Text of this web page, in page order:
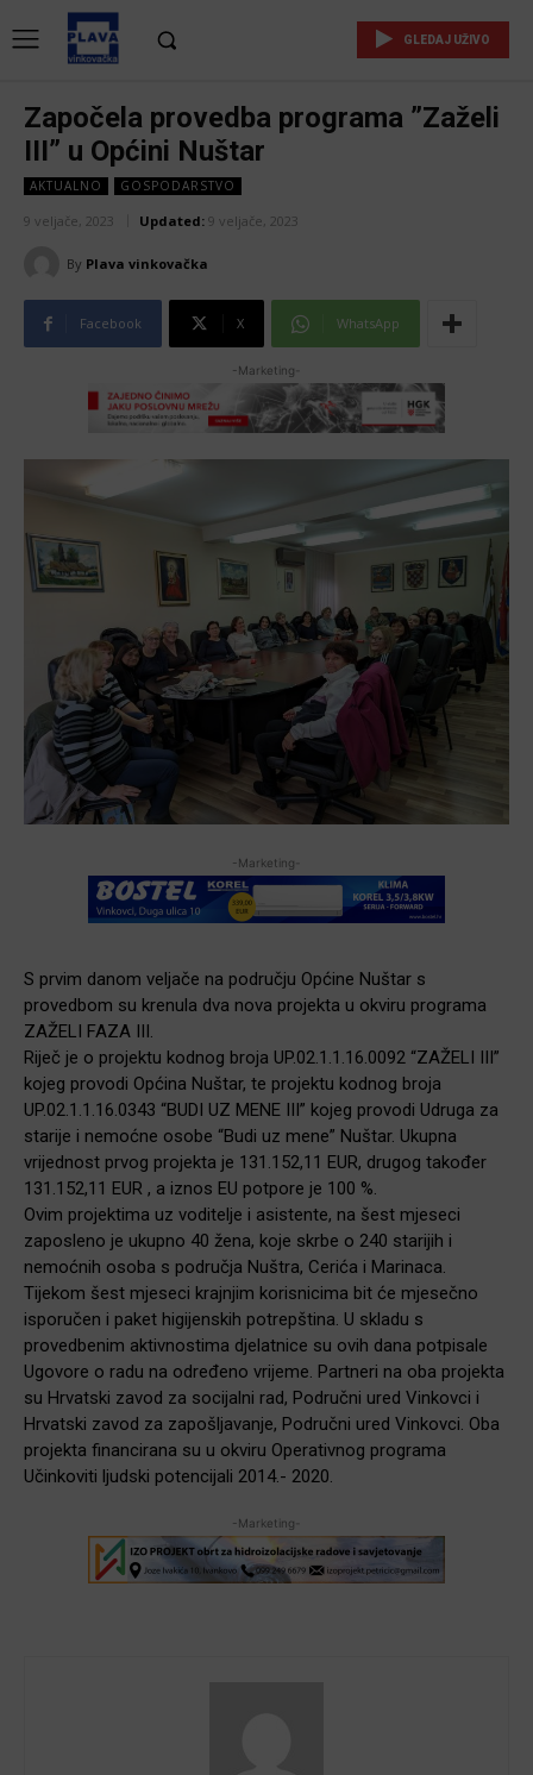
GLEDAJ UŽIVO
Započela provedba programa ”Zaželi
III” u Općini Nuštar
AKTUALNO GOSPODARSTVO
9 veljače, 2023 Updated: 9 veljače, 2023
By Plava vinkovačka
Facebook X WhatsApp
-Marketing-
-Marketing-
S prvim danom veljače na području Općine Nuštar s
provedbom su krenula dva nova projekta u okviru programa
ZAŽELI FAZA III.
Riječ je o projektu kodnog broja UP.02.1.1.16.0092 “ZAŽELI III”
kojeg provodi Općina Nuštar, te projektu kodnog broja
UP.02.1.1.16.0343 “BUDI UZ MENE III” kojeg provodi Udruga za
starije i nemoćne osobe “Budi uz mene” Nuštar. Ukupna
vrijednost prvog projekta je 131.152,11 EUR, drugog također
131.152,11 EUR , a iznos EU potpore je 100 %.
Ovim projektima uz voditelje i asistente, na šest mjeseci
zaposleno je ukupno 40 žena, koje skrbe o 240 starijih i
nemoćnih osoba s područja Nuštra, Cerića i Marinaca.
Tijekom šest mjeseci krajnjim korisnicima bit će mjesečno
isporučen i paket higijenskih potrepština. U skladu s
provedbenim aktivnostima djelatnice su ovih dana potpisale
Ugovore o radu na određeno vrijeme. Partneri na oba projekta
su Hrvatski zavod za socijalni rad, Područni ured Vinkovci i
Hrvatski zavod za zapošljavanje, Područni ured Vinkovci. Oba
projekta financirana su u okviru Operativnog programa
Učinkoviti ljudski potencijali 2014.- 2020.
-Marketing-